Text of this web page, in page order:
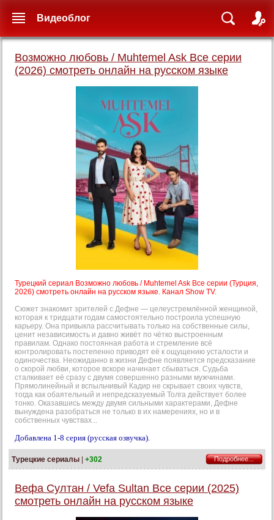
Возможно любовь / Muhtemel Ask Все серии
(2026) смотреть онлайн на русском языке
Турецкий сериал Возможно любовь / Muhtemel Ask Все серии (Турция,
2026) смотреть онлайн на русском языке. Канал Show TV.
Сюжет знакомит зрителей с Дефне — целеустремлённой женщиной,
которая к тридцати годам самостоятельно построила успешную
карьеру. Она привыкла рассчитывать только на собственные силы,
ценит независимость и давно живёт по чётко выстроенным
правилам. Однако постоянная работа и стремление всё
контролировать постепенно приводят её к ощущению усталости и
одиночества. Неожиданно в жизни Дефне появляется предсказание
о скорой любви, которое вскоре начинает сбываться. Судьба
сталкивает её сразу с двумя совершенно разными мужчинами.
Прямолинейный и вспыльчивый Кадир не скрывает своих чувств,
тогда как обаятельный и непредсказуемый Толга действует более
тонко. Оказавшись между двумя сильными характерами, Дефне
вынуждена разобраться не только в их намерениях, но и в
собственных чувствах...
Добавлена 1-8 серия (русская озвучка).
Турецкие сериалы +302 Подробнее...
Вефа Султан / Vefa Sultan Все серии (2025)
смотреть онлайн на русском языке
Видеоблог